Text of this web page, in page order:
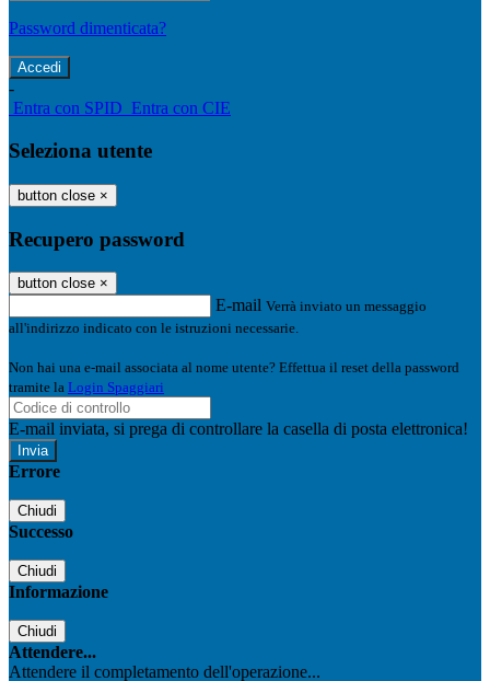
Password dimenticata?
-
Entra con SPID Entra con CIE
Seleziona utente
button close ×
Recupero password
button close ×
E-mail Verrà inviato un messaggio
all'indirizzo indicato con le istruzioni necessarie.
Non hai una e-mail associata al nome utente? Effettua il reset della password
tramite la Login Spaggiari
E-mail inviata, si prega di controllare la casella di posta elettronica!
Errore
Chiudi
Successo
Chiudi
Informazione
Chiudi
Attendere...
Attendere il completamento dell'operazione...